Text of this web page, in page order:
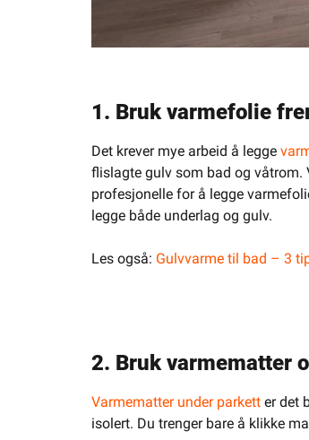
1. Bruk varmefolie
Det krever mye arbeid å legge
flislagte gulv som bad og våtrom.
profesjonelle for å legge
legge både underlag og gulv.
Les også: Gulvvarme til bad – 3
2. Bruk varmematter
Varmematter under parkett er det
isolert. Du trenger bare å klikke